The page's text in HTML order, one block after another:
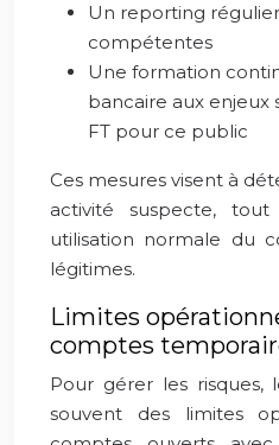
Un reporting
compétentes
Une formation
bancaire aux enjeux
FT pour ce public
Ces mesures visent à
activité suspecte,
utilisation normale du
légitimes.
Limites
comptes
Pour gérer les risques,
souvent des limites